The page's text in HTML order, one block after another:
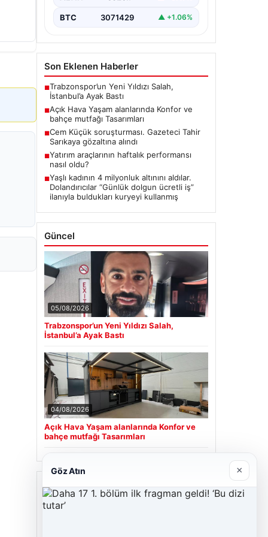
BTC 3071429 ▲ +1.06%
Son Eklenen Haberler
■Trabzonspor’un Yeni Yıldızı Salah,
İstanbul’a Ayak Bastı
■Açık Hava Yaşam alanlarında Konfor ve
bahçe mutfağı Tasarımları
■Cem Küçük soruşturması. Gazeteci Tahir
Sarıkaya gözaltına alındı
■Yatırım araçlarının haftalık performansı
nasıl oldu?
■Yaşlı kadının 4 milyonluk altınını aldılar.
Dolandırıcılar “Günlük dolgun ücretli iş”
ilanıyla buldukları kuryeyi kullanmış
Güncel
05/08/2026
Trabzonspor’un Yeni Yıldızı Salah,
İstanbul’a Ayak Bastı
04/08/2026
Açık Hava Yaşam alanlarında Konfor ve
bahçe mutfağı Tasarımları
Son Eklenen Firmalar
Cengiz Sigorta
Göz Atın ×